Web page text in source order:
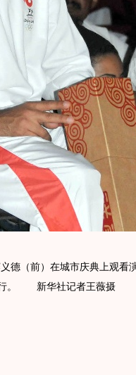
（前）在城市庆典上观看
行。 新华社记者王薇摄